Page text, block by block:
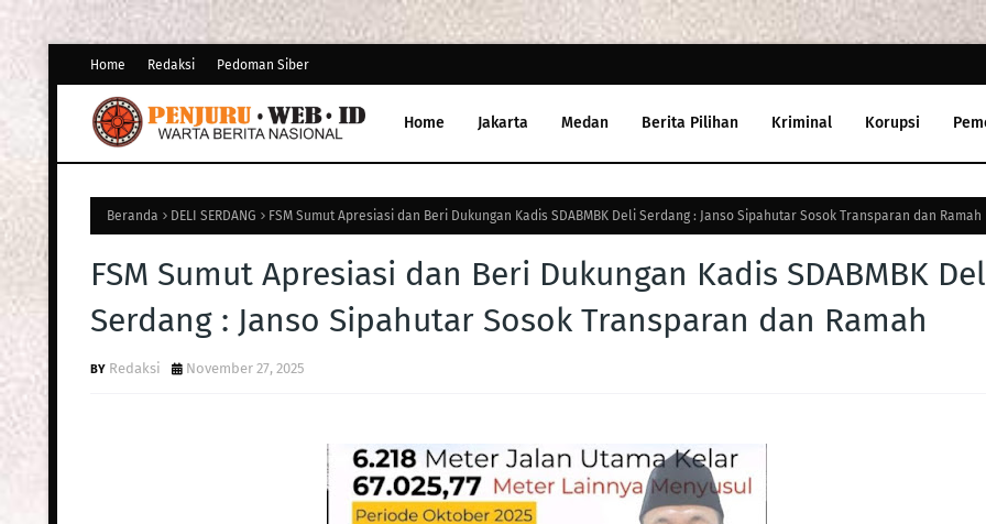
Home Redaksi Pedoman Siber
Home Jakarta Medan Berita Pilihan Kriminal Korupsi
Beranda DELI SERDANG FSM Sumut Apresiasi dan Beri Dukungan Kadis SDABMBK Deli Serdang : Janso Sipahutar Sosok Transparan dan Ramah
FSM Sumut Apresiasi dan Beri Dukungan Kadis SDABMBK
Serdang : Janso Sipahutar Sosok Transparan dan Ramah
Redaksi November 27, 2025